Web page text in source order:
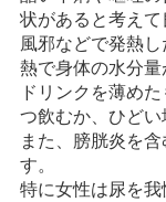
状があると考えて
風邪などで発熱
熱で身体の水分
ドリンクを薄め
つ飲むか、ひどい
また、膀胱炎を
す。
特に女性は尿を